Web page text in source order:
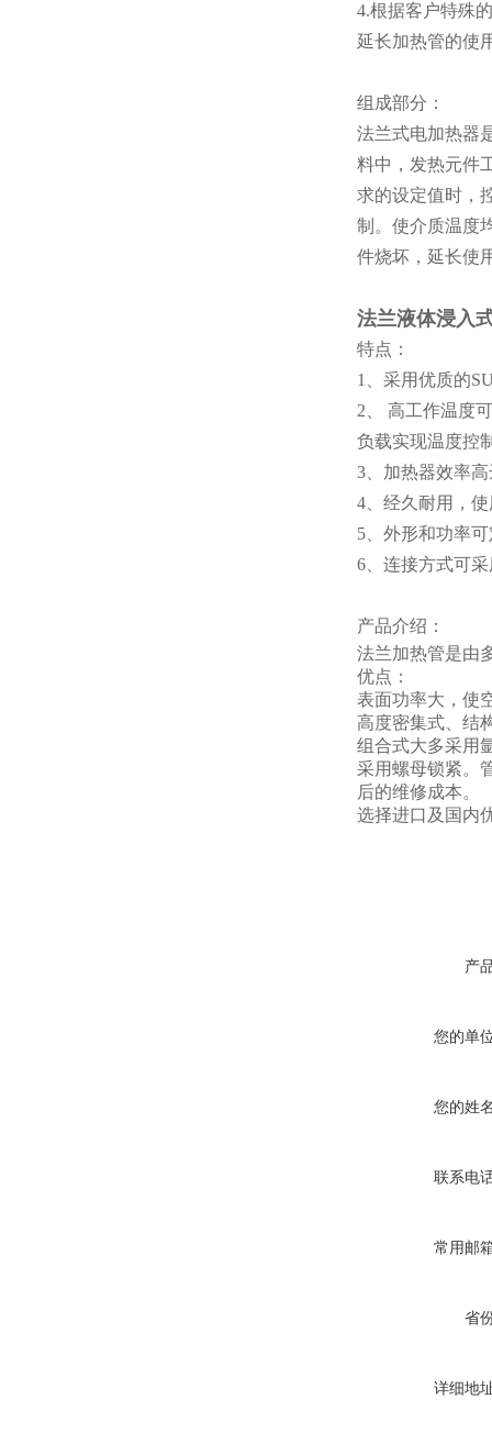
4.根据客户特殊
延长加热管的使
组成部分：
法兰式电加热器
料中，发热元件
求的设定值时，
制。使介质温度
件烧坏，延长使
法兰液体浸入
特点：
1、采用优质的
2、 高工作温度
负载实现温度控
3、加热器效率
4、经久耐用，
5、外形和功率
6、连接方式可
产品介绍：
法兰加热管是由
优点：
表面功率大，使
高度密集式、结
组合式大多采用
采用螺母锁紧。
后的维修成本。
选择进口及国内
产
您的单
您的姓
联系电
常用邮
省
详细地